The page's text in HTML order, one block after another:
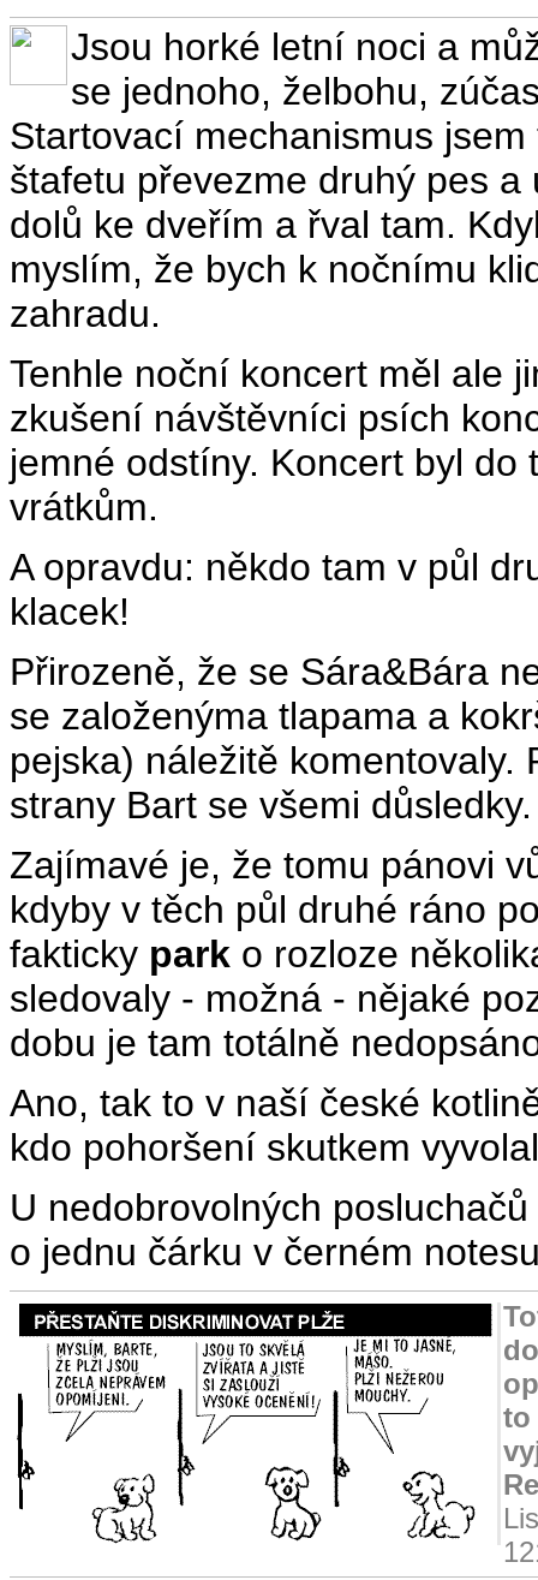
Jsou horké letní noci a
se jednoho, želbohu,
Startovací mechanismus
štafetu převezme druhý pes
dolů ke dveřím a řval tam.
myslím, že bych k nočnímu
zahradu.
Tenhle noční koncert měl ale
zkušení návštěvníci psích
jemné odstíny. Koncert byl
vrátkům.
A opravdu: někdo tam v půl
klacek!
Přirozeně, že se Sára&Bára
se založenýma tlapama a
pejska) náležitě komentovaly.
strany Bart se všemi důsledky.
Zajímavé je, že tomu pánovi
kdyby v těch půl druhé ráno
fakticky park o rozloze
sledovaly - možná - nějaké
dobu je tam totálně
Ano, tak to v naší české
kdo pohoršení skutkem
U nedobrovolných
o jednu čárku v černém
to